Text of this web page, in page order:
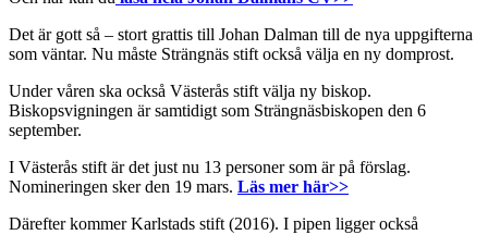
Det är gott så – stort grattis till Johan Dalman till de nya uppgifterna
som väntar. Nu måste Strängnäs stift också välja en ny domprost.
Under våren ska också Västerås stift välja ny biskop.
Biskopsvigningen är samtidigt som Strängnäsbiskopen den 6
september.
I Västerås stift är det just nu 13 personer som är på förslag.
Nomineringen sker den 19 mars. Läs mer här>>
Därefter kommer Karlstads stift (2016). I pipen ligger också